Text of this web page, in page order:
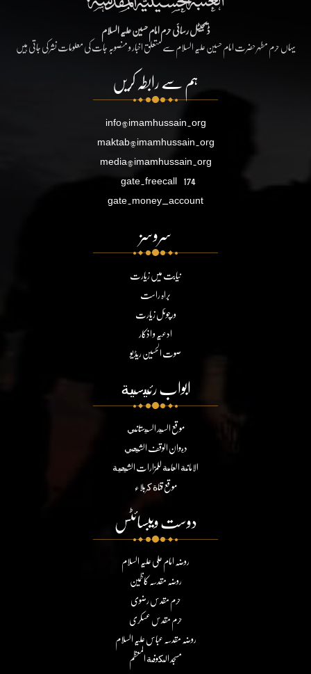
ڈیجیٹل رسائی حرم امام حسین علیہ السلام
یہاں حرم مطہر حضرت امام حسین علیہ السلام سے متعلق اخبار و منصوبہ جات کی معلومات نشر کی جاتی ہیں
ہم سے رابطہ کریں
info@imamhussain.org
maktab@imamhussain.org
media@imamhussain.org
gate.freecall 174
gate.money_account
سروسز
نیابت میں زیارت
براہ راست
ورچوئل زیارت
ادعیہ و اذکار
صوت الحسین ریڈیو
ابواب رئيسية
موقع السيد السيستاني
ديوان الوقف الشيعي
الامانة العامة للمزارات الشيعية
موقع قناة كربلاء
دوست ویبسائٹس
روضہ امام علی علیہ السلام
روضہ مقدسہ کاظمین
حرم مقدس رضوی
حرم مقدس عسکری
روضہ مقدسہ عباس علیہ السلام
مسجد الكوفة المعظم